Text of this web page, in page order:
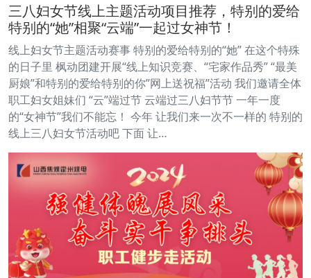
三八妇女节线上主题活动项目推荐，特别的爱给
特别的“她”相聚“云端”一起过女神节！
线上妇女节主题活动赛事 特别的爱给特别的“她” 在这个特殊
的日子里 枫动团建开展“线上知识竞赛、“宅家作品秀” “最美
厨娘”和特别的爱给特别的你”网上送祝福”活动 我们邀请全体
职工妇女姐妹们 “云”端过节 云端过三八妇节节 一年一度
的“女神节”我们不能忘！ 今年 让我们来一次不一样的 特别的
线上三八妇女节活动吧 下面 让…